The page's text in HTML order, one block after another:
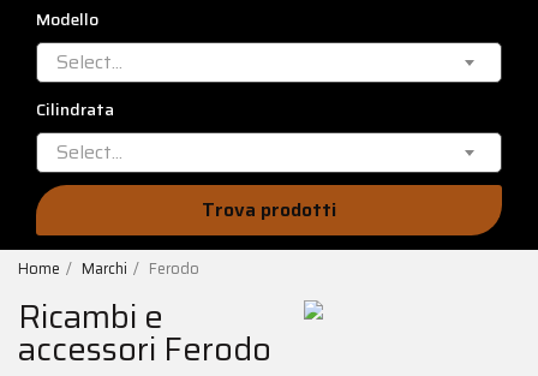
Modello
Select...
Cilindrata
Select...
Trova prodotti
Home Marchi Ferodo
Ricambi e
accessori Ferodo